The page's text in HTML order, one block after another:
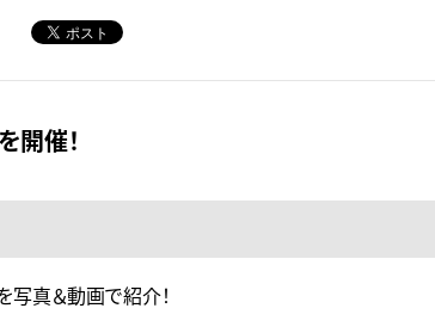
開催！
真＆動画で紹介！